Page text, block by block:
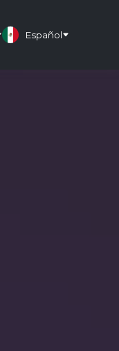
Español